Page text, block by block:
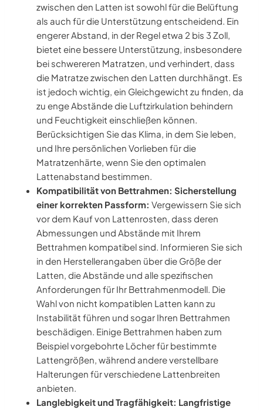
zwischen den Latten ist sowohl für die Belüftung
als auch für die Unterstützung entscheidend. Ein
engerer Abstand, in der Regel etwa 2 bis 3 Zoll,
bietet eine bessere Unterstützung, insbesondere
bei schwereren Matratzen, und verhindert, dass
die Matratze zwischen den Latten durchhängt. Es
ist jedoch wichtig, ein Gleichgewicht zu finden, da
zu enge Abstände die Luftzirkulation behindern
und Feuchtigkeit einschließen können.
Berücksichtigen Sie das Klima, in dem Sie leben,
und Ihre persönlichen Vorlieben für die
Matratzenhärte, wenn Sie den optimalen
Lattenabstand bestimmen.
Kompatibilität von Bettrahmen: Sicherstellung
einer korrekten Passform: Vergewissern Sie sich
vor dem Kauf von Lattenrosten, dass deren
Abmessungen und Abstände mit Ihrem
Bettrahmen kompatibel sind. Informieren Sie sich
in den Herstellerangaben über die Größe der
Latten, die Abstände und alle spezifischen
Anforderungen für Ihr Bettrahmenmodell. Die
Wahl von nicht kompatiblen Latten kann zu
Instabilität führen und sogar Ihren Bettrahmen
beschädigen. Einige Bettrahmen haben zum
Beispiel vorgebohrte Löcher für bestimmte
Lattengrößen, während andere verstellbare
Halterungen für verschiedene Lattenbreiten
anbieten.
Langlebigkeit und Tragfähigkeit: Langfristige